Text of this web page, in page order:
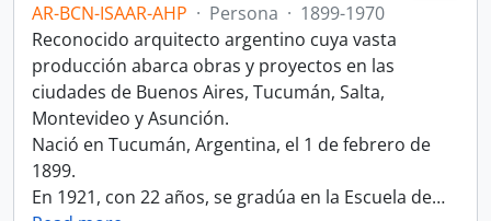
AR-BCN-ISAAR-AHP · Persona · 1899-1970
Reconocido arquitecto argentino cuya vasta
producción abarca obras y proyectos en las
ciudades de Buenos Aires, Tucumán, Salta,
Montevideo y Asunción.
Nació en Tucumán, Argentina, el 1 de febrero de
1899.
En 1921, con 22 años, se gradúa en la Escuela de…